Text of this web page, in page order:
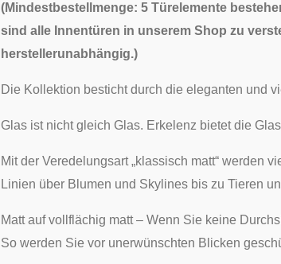
(Mindestbestellmenge: 5 Türelemente
sind alle Innentüren in unserem Shop zu
herstellerunabhängig.)
Die Kollektion besticht durch die eleganten und
Glas ist nicht gleich Glas. Erkelenz bietet die
Mit der Veredelungsart „klassisch matt“ werden
Linien über Blumen und Skylines bis zu Tieren
Matt auf vollflächig matt – Wenn Sie keine
So werden Sie vor unerwünschten Blicken